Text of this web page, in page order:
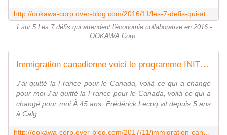
1 sur 5 Les 7 défis qui attendent l'économie collaborative en 2016 -
OOKAWA Corp.
Immigration canadienne voici le programme INITIATIVE DU SIECLE : le Canada recrute et les francophones ont la cote ! - OOKAWA Corp.
J'ai quitté la France pour le Canada, voilà ce qui a changé
pour moi J'ai quitté la France pour le Canada, voilà ce qui a
changé pour moi À 45 ans, Frédérick Lecoq vit depuis 5 ans
à Calg...